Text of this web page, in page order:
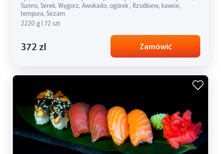
Surimi, Serek, Węgorz, Awokado, ogórek , Rzodkiew, kawior,
tempura, Sezam
2220 g | 72 szt
372 zl Zamówić